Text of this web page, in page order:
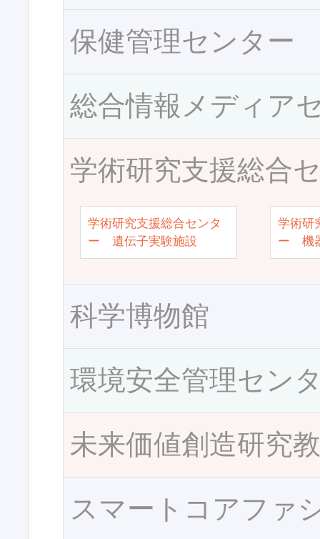
保健管理センター
総合情報メディア
学術研究支援総合
学術研究支援総合センタ
ー 遺伝子実験施設
学術研
ー 機
科学博物館
環境安全管理セン
未来価値創造研究
スマートコアファ